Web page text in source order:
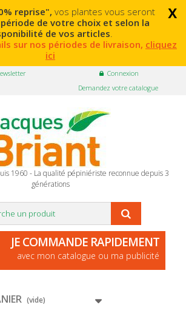
x
reprise", vos plantes vous seront
de votre choix et selon la
de vos articles.
sur nos périodes de livraison, cliquez
ici
Connexion
Demandez votre catalogue
1960 - La qualité pépiniériste reconnue depuis 3
générations
JE COMMANDE RAPIDEMENT
avec mon catalogue ou ma publicité
(vide)